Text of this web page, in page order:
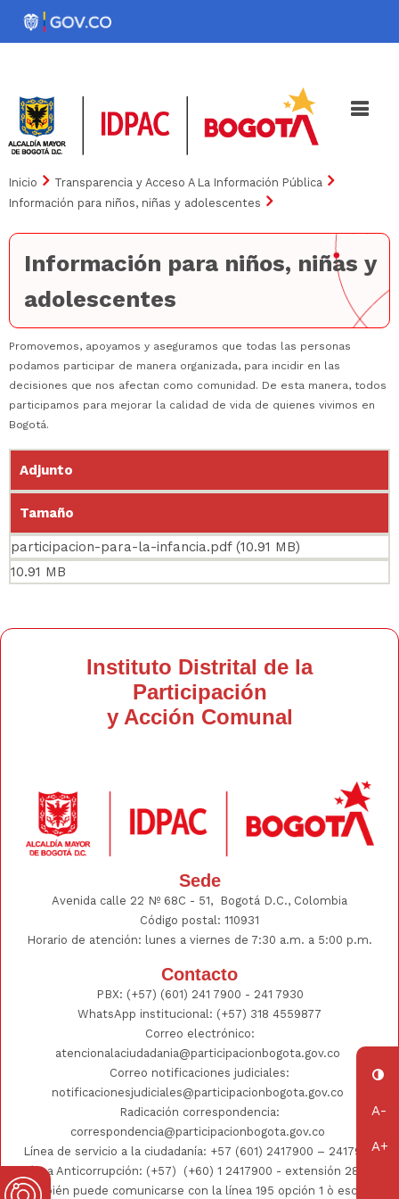
Pasar
Noticias Iniciativas
Inicio
Transparencia y Acceso A La Información Pública
Información para niños, niñas y adolescentes
Información para niños, niñas y
adolescentes
Promovemos, apoyamos y aseguramos que todas las personas
podamos participar de manera organizada, para incidir en las
decisiones que nos afectan como comunidad. De esta manera, todos
participamos para mejorar la calidad de vida de quienes vivimos en
Bogotá.
Adjunto
Tamaño
participacion-para-la-infancia.pdf (10.91 MB)
10.91 MB
Instituto Distrital de la
Participación
y Acción Comunal
Sede
Avenida calle 22 Nº 68C - 51, Bogotá D.C., Colombia
Código postal: 110931
Horario de atención: lunes a viernes de 7:30 a.m. a 5:00 p.m.
Contacto
PBX: (+57) (601) 241 7900 - 241 7930
WhatsApp institucional: (+57) 318 4559877
Correo electrónico:
atencionalaciudadania@participacionbogota.gov.co
Correo notificaciones judiciales:
notificacionesjudiciales@participacionbogota.gov.co
Radicación correspondencia:
correspondencia@participacionbogota.gov.co
Línea de servicio a la ciudadanía: +57 (601) 2417900 – 2417930
Línea Anticorrupción: (+57)
(+60) 1 2417900 - extensión 2802;
También puede comunicarse con la línea 195 opción 1 ò escribir